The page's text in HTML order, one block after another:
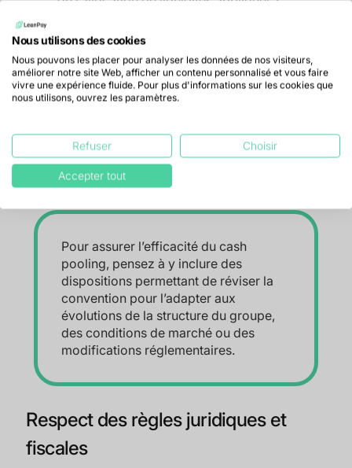
comment et quand les filiales doivent-elles
rendre compte de leur situation de trésorerie
et de leurs besoins financiers ? Comment la
maison-mère fournit-elle des rapports
Il est également possible d’inclure des frais de
gestion liés à la participation aucash pooling
comme des sanctions en cas de non-respect des
Pour assurer l’efficacité du cash
pooling, pensez à y inclure des
dispositions permettant de réviser la
convention pour l’adapter aux
évolutions de la structure du groupe,
des conditions de marché ou des
modifications réglementaires.
Respect des règles juridiques et
fiscales
Nous utilisons des cookies
Nous pouvons les placer pour analyser les données de nos visiteurs,
améliorer notre site Web, afficher un contenu personnalisé et vous faire
vivre une expérience fluide. Pour plus d'informations sur les cookies que
nous utilisons, ouvrez les paramètres.
Refuser Choisir
Accepter tout